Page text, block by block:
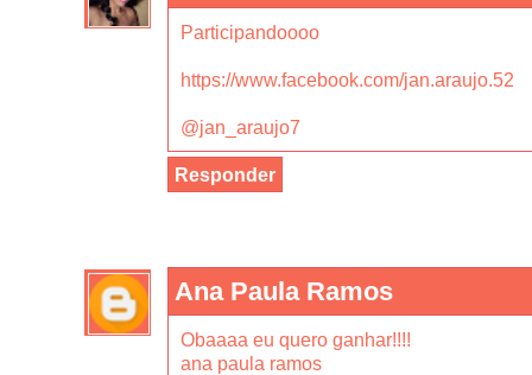
Participandoooo
https://www.facebook.com/jan.araujo.52
@jan_araujo7
Responder
Ana Paula Ramos
Obaaaa eu quero ganhar!!!!
ana paula ramos